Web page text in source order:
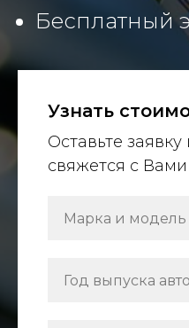
Бесплатный
Узнать
Оставьте
свяжется с